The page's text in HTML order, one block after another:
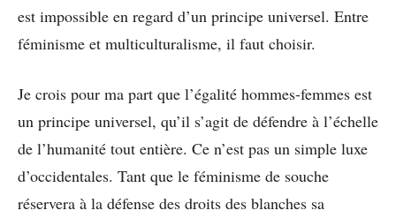
est impossible en regard d’un principe universel. Entre
féminisme et multiculturalisme, il faut choisir.
Je crois pour ma part que l’égalité hommes-femmes est
un principe universel, qu’il s’agit de défendre à l’échelle
de l’humanité tout entière. Ce n’est pas un simple luxe
d’occidentales. Tant que le féminisme de souche
réservera à la défense des droits des blanches sa